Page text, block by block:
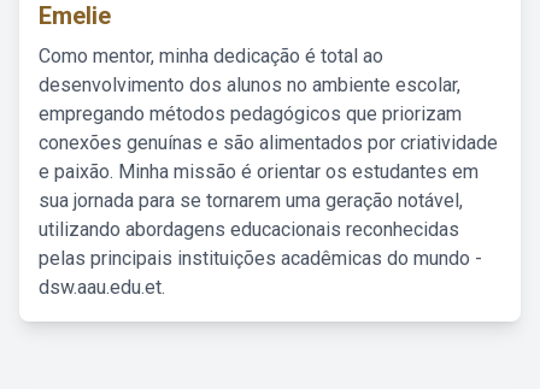
Emelie
Como mentor, minha dedicação é total ao
desenvolvimento dos alunos no ambiente escolar,
empregando métodos pedagógicos que priorizam
conexões genuínas e são alimentados por criatividade
e paixão. Minha missão é orientar os estudantes em
sua jornada para se tornarem uma geração notável,
utilizando abordagens educacionais reconhecidas
pelas principais instituições acadêmicas do mundo -
dsw.aau.edu.et.